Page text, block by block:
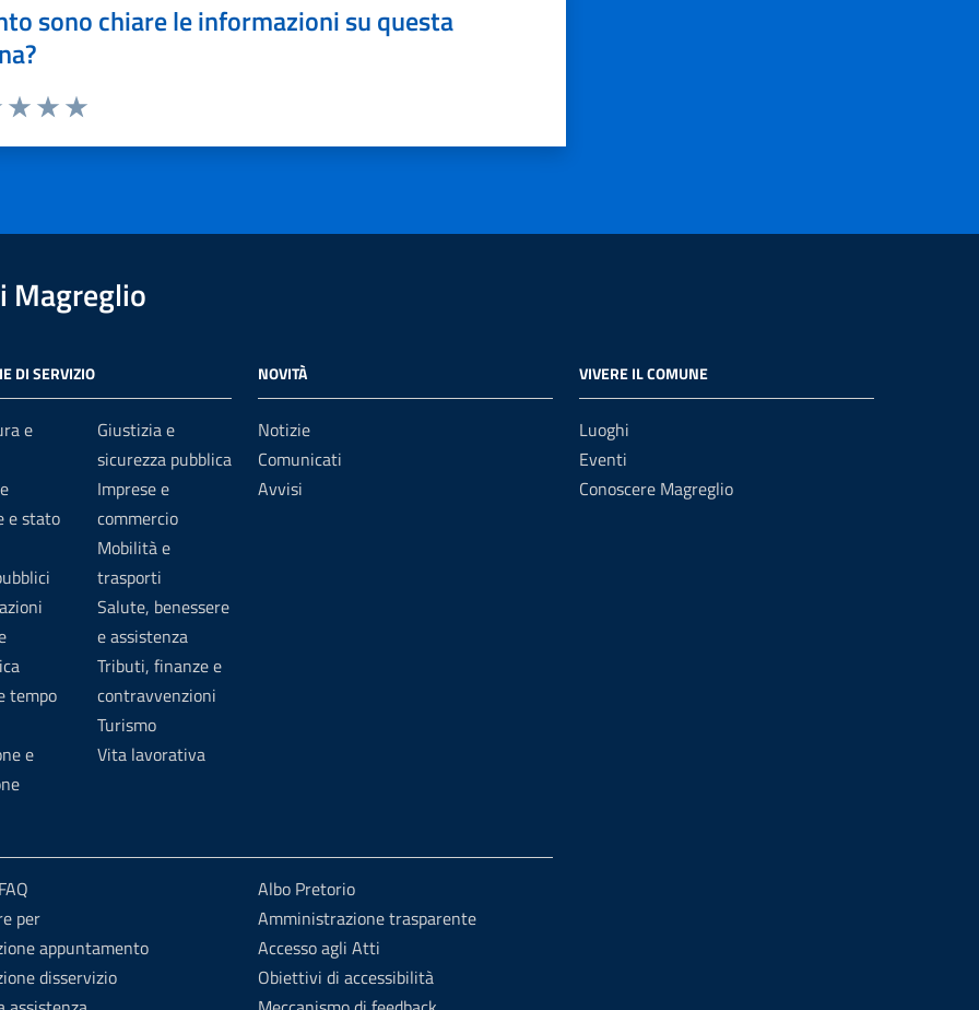
sono chiare le informazioni su questa
Magreglio
DI SERVIZIO
e
e stato
tempo
e
Giustizia e
sicurezza pubblica
Imprese e
commercio
Mobilità e
trasporti
Salute, benessere
e assistenza
Tributi, finanze e
contravvenzioni
Turismo
Vita lavorativa
NOVITÀ
Notizie
Comunicati
Avvisi
VIVERE IL COMUNE
Luoghi
Eventi
Conoscere Magreglio
per
appuntamento
disservizio
Albo Pretorio
Amministrazione trasparente
Accesso agli Atti
Obiettivi di accessibilità